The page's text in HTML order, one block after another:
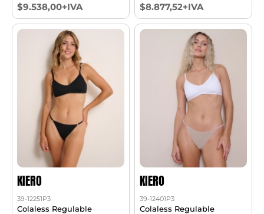
$9.538,00+IVA $8.877,52+IVA
KIERO
39-12251P3
Colaless Regulable
KIERO
39-12401P3
Colaless Regulable